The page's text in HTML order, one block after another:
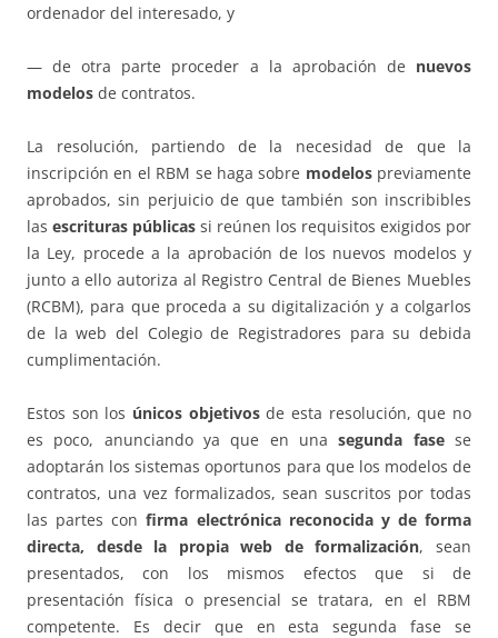
ordenador del interesado, y
— de otra parte proceder a la aprobación de nuevos
modelos de contratos.
La resolución, partiendo de la necesidad de que la
inscripción en el RBM se haga sobre modelospreviamente
aprobados, sin perjuicio de que también son inscribibles
las escrituras públicas si reúnen los requisitos exigidos por
la Ley, procede a la aprobación de los nuevos modelos y
junto a ello autoriza al Registro Central de Bienes Muebles
(RCBM), para que proceda a su digitalización y a colgarlos
de la web del Colegio de Registradores para su debida
cumplimentación.
Estos son los únicos objetivosde esta resolución, que no
es poco, anunciando ya que en unasegunda fasese
adoptarán los sistemas oportunos para que los modelos de
contratos, una vez formalizados, sean suscritos por todas
las partes confirma electrónica reconocida y de forma
directa, desde la propia web de formalización, sean
presentados, con los mismos efectos que si de
presentación física o presencial se tratara, en el RBM
competente. Es decir que en esta segunda fase se